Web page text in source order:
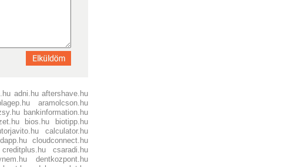
adni.hu aftershave.hu
aramolcson.hu
bankinformation.hu
bios.hu
biotipp.hu
calculator.hu
cloudconnect.hu
creditplus.hu
csaradi.hu
dentkozpont.hu